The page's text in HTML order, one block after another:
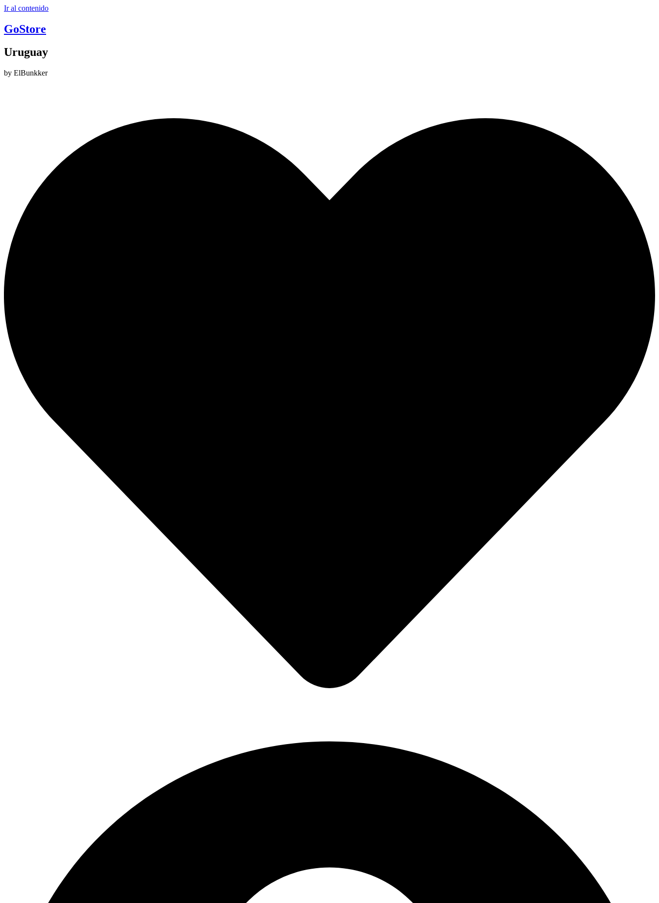
Ir al contenido
GoStore
Uruguay
by ElBunkker